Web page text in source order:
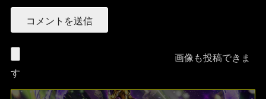
画像も投稿できま
す